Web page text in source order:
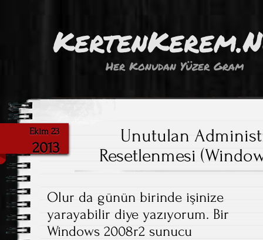
Her Konudan Yüzer Gram
Ekim 23
2013
Unutulan
Resetlenmesi
Olur da günün birinde işinize
yarayabilir diye yazıyorum. Bir
Windows 2008r2 sunucu